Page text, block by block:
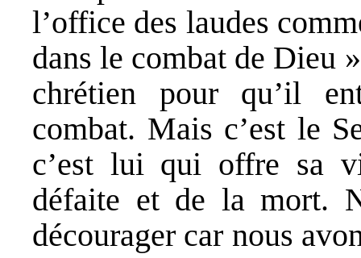
l’office des laudes
dans le combat de Dieu
chrétien pour qu’il
combat. Mais c’est le
c’est lui qui offre sa
défaite et de la mort.
décourager car nous